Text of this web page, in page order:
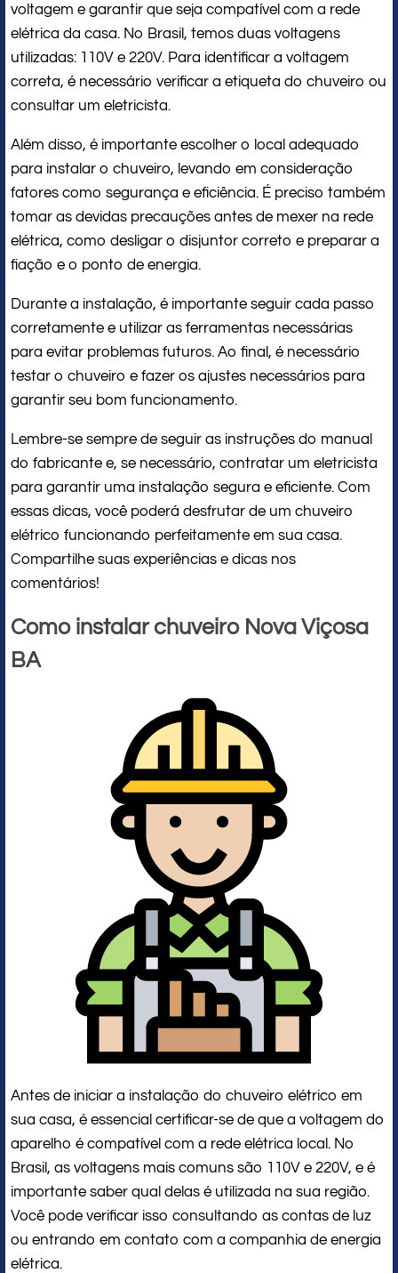
voltagem e garantir que seja compatível com a rede
elétrica da casa. No Brasil, temos duas voltagens
utilizadas: 110V e 220V. Para identificar a voltagem
correta, é necessário verificar a etiqueta do chuveiro ou
consultar um eletricista.
Além disso, é importante escolher o local adequado
para instalar o chuveiro, levando em consideração
fatores como segurança e eficiência. É preciso também
tomar as devidas precauções antes de mexer na rede
elétrica, como desligar o disjuntor correto e preparar a
fiação e o ponto de energia.
Durante a instalação, é importante seguir cada passo
corretamente e utilizar as ferramentas necessárias
para evitar problemas futuros. Ao final, é necessário
testar o chuveiro e fazer os ajustes necessários para
garantir seu bom funcionamento.
Lembre-se sempre de seguir as instruções do manual
do fabricante e, se necessário, contratar um eletricista
para garantir uma instalação segura e eficiente. Com
essas dicas, você poderá desfrutar de um chuveiro
elétrico funcionando perfeitamente em sua casa.
Compartilhe suas experiências e dicas nos
comentários!
Como instalar chuveiro Nova Viçosa
BA
Antes de iniciar a instalação do chuveiro elétrico em
sua casa, é essencial certificar-se de que a voltagem do
aparelho é compatível com a rede elétrica local. No
Brasil, as voltagens mais comuns são 110V e 220V, e é
importante saber qual delas é utilizada na sua região.
Você pode verificar isso consultando as contas de luz
ou entrando em contato com a companhia de energia
elétrica.